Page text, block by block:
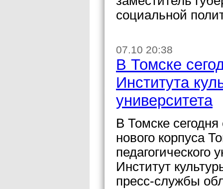
социальной
07.10 20:38
В Томске
Института
университета
В Томске
нового корпуса
педагогического
Институт
пресс-службы